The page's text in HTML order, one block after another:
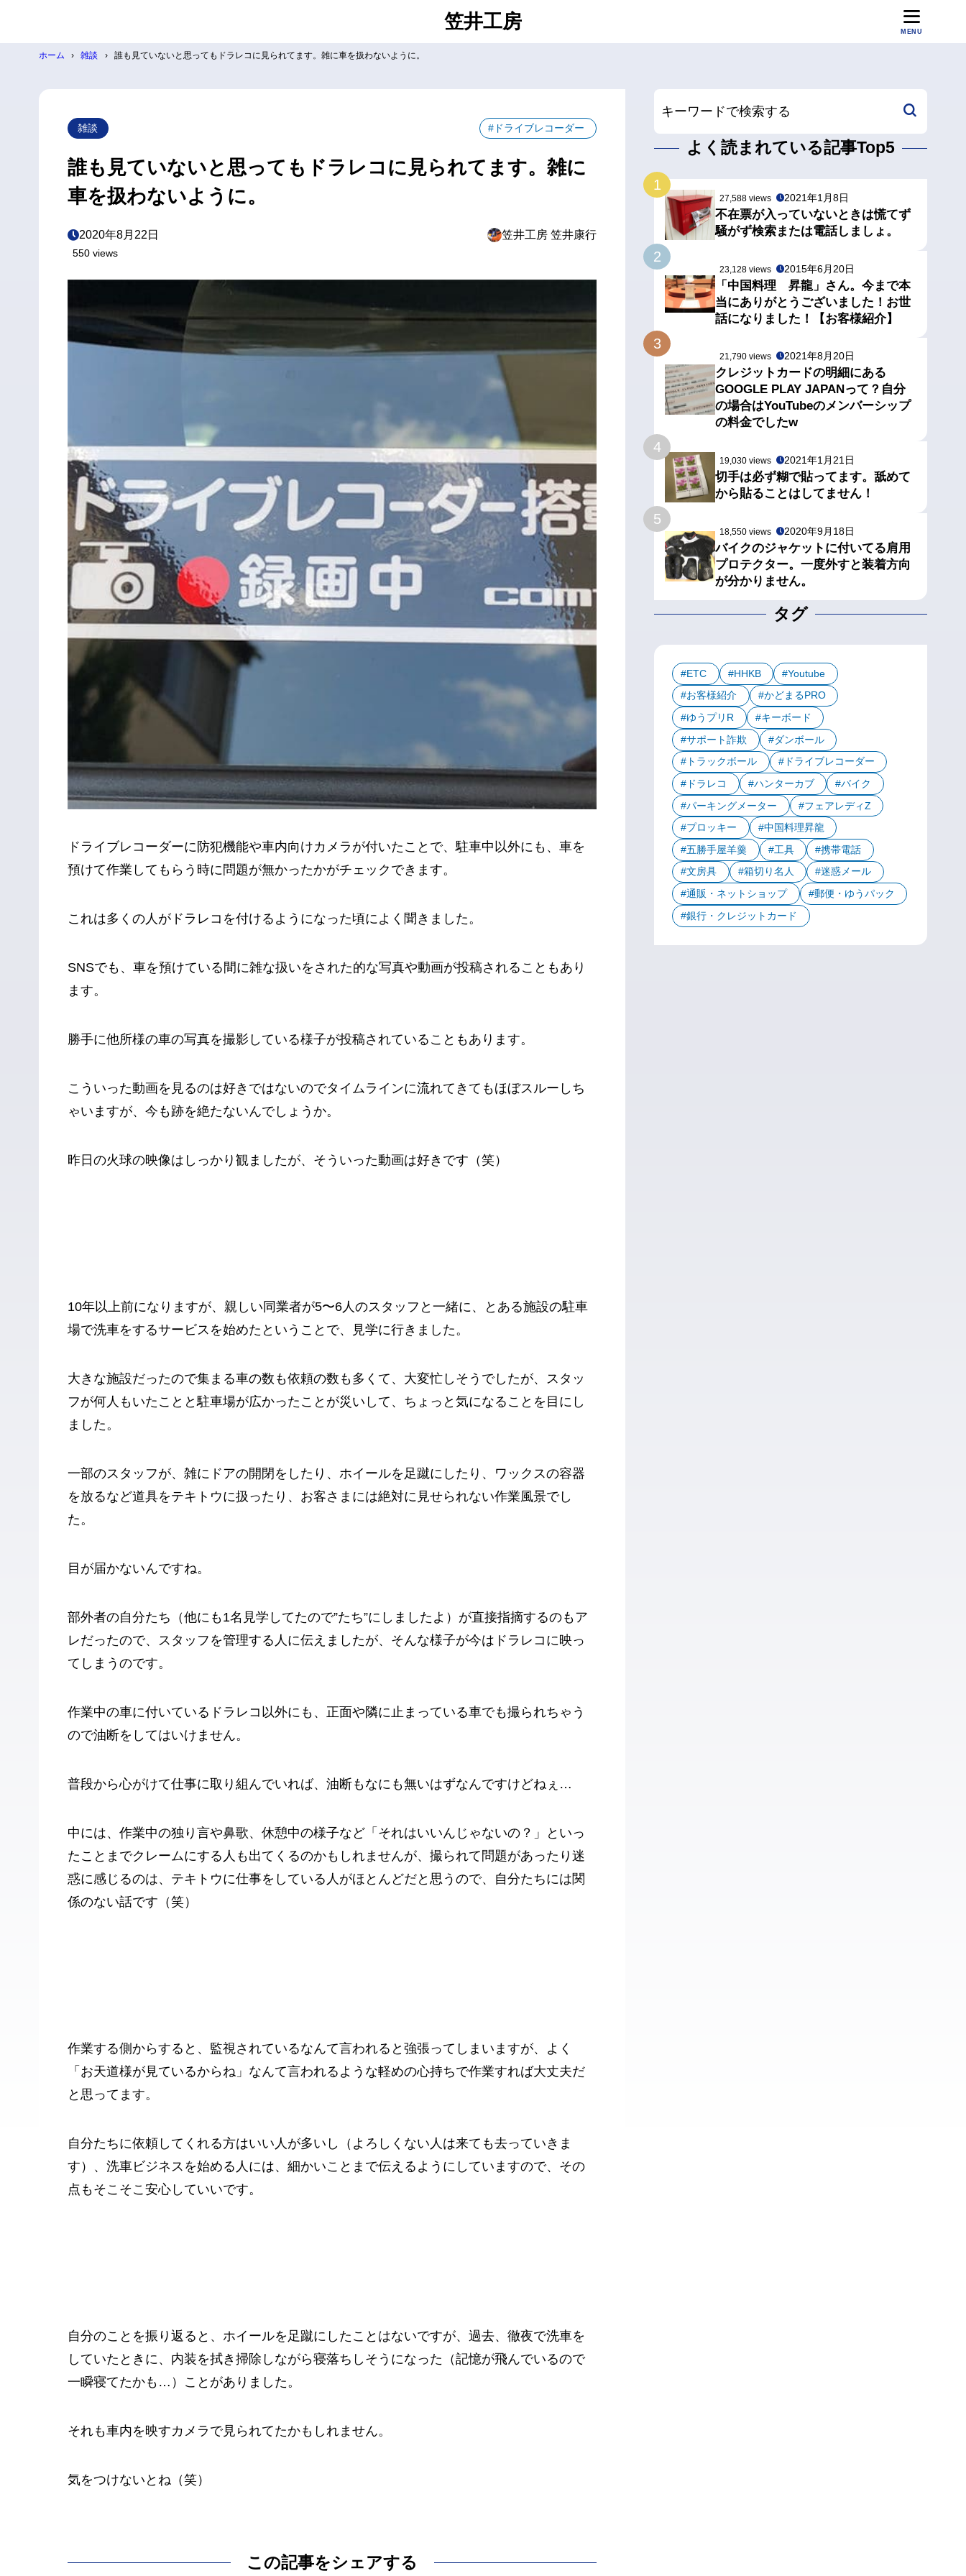
笠井工房 MENU
ホーム 雑談 誰も見ていないと思ってもドラレコに見られてます。雑に車を扱わないように。
雑談 #ドライブレコーダー
誰も見ていないと思ってもドラレコに見られてます。雑に
車を扱わないように。
2020年8月22日 笠井工房 笠井康行
550 views
ドライブレコーダーに防犯機能や車内向けカメラが付いたことで、駐車中以外にも、車を
預けて作業してもらう時に問題が無かったかがチェックできます。
これは多くの人がドラレコを付けるようになった頃によく聞きました。
SNSでも、車を預けている間に雑な扱いをされた的な写真や動画が投稿されることもあり
ます。
勝手に他所様の車の写真を撮影している様子が投稿されていることもあります。
こういった動画を見るのは好きではないのでタイムラインに流れてきてもほぼスルーしち
ゃいますが、今も跡を絶たないんでしょうか。
昨日の火球の映像はしっかり観ましたが、そういった動画は好きです（笑）
10年以上前になりますが、親しい同業者が5〜6人のスタッフと一緒に、とある施設の駐車
場で洗車をするサービスを始めたということで、見学に行きました。
大きな施設だったので集まる車の数も依頼の数も多くて、大変忙しそうでしたが、スタッ
フが何人もいたことと駐車場が広かったことが災いして、ちょっと気になることを目にし
ました。
一部のスタッフが、雑にドアの開閉をしたり、ホイールを足蹴にしたり、ワックスの容器
を放るなど道具をテキトウに扱ったり、お客さまには絶対に見せられない作業風景でし
た。
目が届かないんですね。
部外者の自分たち（他にも1名見学してたので”たち”にしましたよ）が直接指摘するのもア
レだったので、スタッフを管理する人に伝えましたが、そんな様子が今はドラレコに映っ
てしまうのです。
作業中の車に付いているドラレコ以外にも、正面や隣に止まっている車でも撮られちゃう
ので油断をしてはいけません。
普段から心がけて仕事に取り組んでいれば、油断もなにも無いはずなんですけどねぇ…
中には、作業中の独り言や鼻歌、休憩中の様子など「それはいいんじゃないの？」といっ
たことまでクレームにする人も出てくるのかもしれませんが、撮られて問題があったり迷
惑に感じるのは、テキトウに仕事をしている人がほとんどだと思うので、自分たちには関
係のない話です（笑）
作業する側からすると、監視されているなんて言われると強張ってしまいますが、よく
「お天道様が見ているからね」なんて言われるような軽めの心持ちで作業すれば大丈夫だ
と思ってます。
自分たちに依頼してくれる方はいい人が多いし（よろしくない人は来ても去っていきま
す）、洗車ビジネスを始める人には、細かいことまで伝えるようにしていますので、その
点もそこそこ安心していいです。
自分のことを振り返ると、ホイールを足蹴にしたことはないですが、過去、徹夜で洗車を
していたときに、内装を拭き掃除しながら寝落ちしそうになった（記憶が飛んでいるので
一瞬寝てたかも…）ことがありました。
それも車内を映すカメラで見られてたかもしれません。
気をつけないとね（笑）
この記事をシェアする
よく読まれている記事Top5
1
27,588 views 2021年1月8日
不在票が入っていないときは慌てず
騒がず検索または電話しましょ。
2
23,128 views 2015年6月20日
「中国料理 昇龍」さん。今まで本
当にありがとうございました！お世
話になりました！【お客様紹介】
3
21,790 views 2021年8月20日
クレジットカードの明細にある
GOOGLE PLAY JAPANって？自分
の場合はYouTubeのメンバーシップ
の料金でしたw
4
19,030 views 2021年1月21日
切手は必ず糊で貼ってます。舐めて
から貼ることはしてません！
5
18,550 views 2020年9月18日
バイクのジャケットに付いてる肩用
プロテクター。一度外すと装着方向
が分かりません。
タグ
ETC HHKB Youtube
お客様紹介 かどまるPRO
ゆうプリR キーボード
サポート詐欺 ダンボール
トラックボール ドライブレコーダー
ドラレコ ハンターカブ バイク
パーキングメーター フェアレディZ
プロッキー 中国料理昇龍
五勝手屋羊羹 工具 携帯電話
文房具 箱切り名人 迷惑メール
通販・ネットショップ 郵便・ゆうパック
銀行・クレジットカード